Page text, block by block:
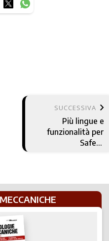
SUCCESSIVA keyboard_arrow_right
Più lingue e
funzionalità per
Safety